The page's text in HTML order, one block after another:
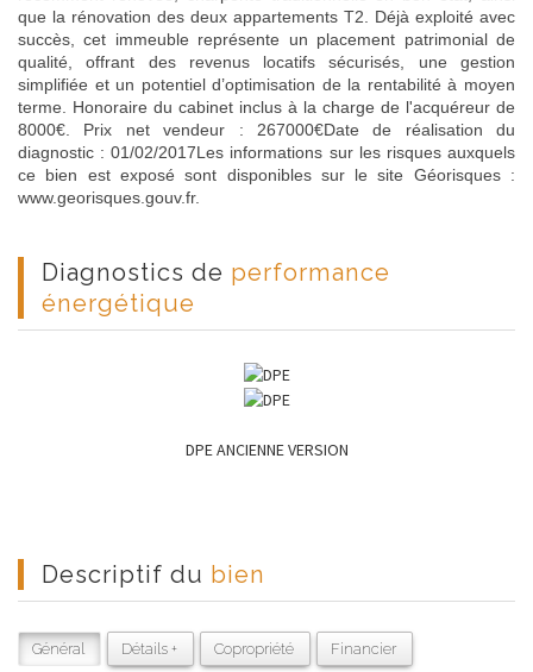
que la rénovation des deux appartements T2. Déjà exploité avec
succès, cet immeuble représente un placement patrimonial de
qualité, offrant des revenus locatifs sécurisés, une gestion
simplifiée et un potentiel d’optimisation de la rentabilité à moyen
terme. Honoraire du cabinet inclus à la charge de l'acquéreur de
8000€. Prix net vendeur : 267000€Date de réalisation du
diagnostic : 01/02/2017Les informations sur les risques auxquels
ce bien est exposé sont disponibles sur le site Géorisques :
www.georisques.gouv.fr.
diagnostics de performance
énergétique
DPE ANCIENNE VERSION
descriptif du bien
Général Détails + Copropriété Financier